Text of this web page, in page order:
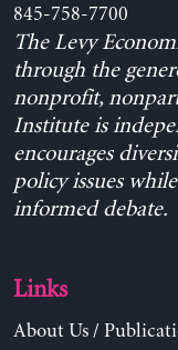
845-758-7700
The Levy
through the
nonprofit,
Institute is
encourages
policy issues
informed debate.
Links
About Us/